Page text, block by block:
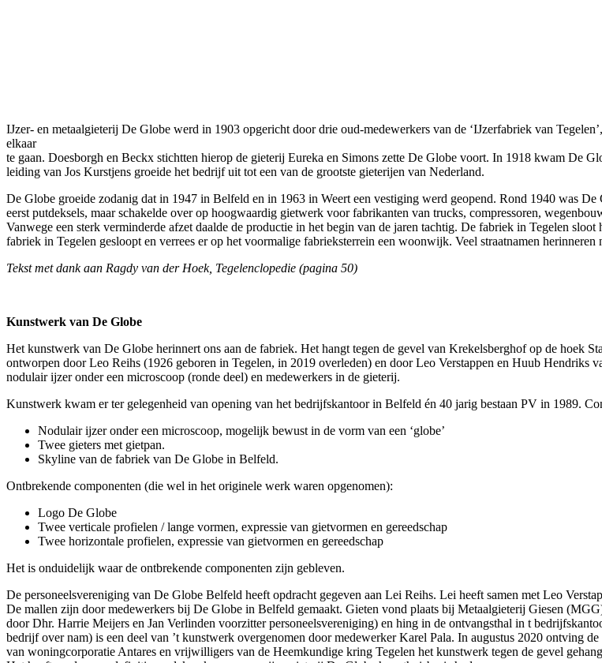
IJzer- en metaalgieterij De Globe werd in 1903 opgericht door drie oud-medewerkers van de ‘IJzerfabriek van
elkaar
te gaan. Doesborgh en Beckx stichtten hierop de gieterij Eureka en Simons zette De Globe voort. In 1918 kwam De
leiding van Jos Kurstjens groeide het bedrijf uit tot een van de grootste gieterijen van Nederland.
De Globe groeide zodanig dat in 1947 in Belfeld en in 1963 in Weert een vestiging werd geopend. Rond 1940 was
eerst putdeksels, maar schakelde over op hoogwaardig gietwerk voor fabrikanten van trucks, compressoren,
Vanwege een sterk verminderde afzet daalde de productie in het begin van de jaren tachtig. De fabriek in Tegelen
fabriek in Tegelen gesloopt en verrees er op het voormalige fabrieksterrein een woonwijk. Veel straatnamen herinneren
Tekst met dank aan Ragdy van der Hoek, Tegelenclopedie (pagina 50)
Kunstwerk van De Globe
Het kunstwerk van De Globe herinnert ons aan de fabriek. Het hangt tegen de gevel van Krekelsberghof op de hoek
ontworpen door Leo Reihs (1926 geboren in Tegelen, in 2019 overleden) en door Leo Verstappen en Huub Hendriks
nodulair ijzer onder een microscoop (ronde deel) en medewerkers in de gieterij.
Kunstwerk kwam er ter gelegenheid van opening van het bedrijfskantoor in Belfeld én 40 jarig bestaan PV in 1989.
Nodulair ijzer onder een microscoop, mogelijk bewust in de vorm van een ‘globe’
Twee gieters met gietpan.
Skyline van de fabriek van De Globe in Belfeld.
Ontbrekende componenten (die wel in het originele werk waren opgenomen):
Logo De Globe
Twee verticale profielen / lange vormen, expressie van gietvormen en gereedschap
Twee horizontale profielen, expressie van gietvormen en gereedschap
Het is onduidelijk waar de ontbrekende componenten zijn gebleven.
De personeelsvereniging van De Globe Belfeld heeft opdracht gegeven aan Lei Reihs. Lei heeft samen met Leo
De mallen zijn door medewerkers bij De Globe in Belfeld gemaakt. Gieten vond plaats bij Metaalgieterij Giesen
door Dhr. Harrie Meijers en Jan Verlinden voorzitter personeelsvereniging) en hing in de ontvangsthal in t
bedrijf over nam) is een deel van ’t kunstwerk overgenomen door medewerker Karel Pala. In augustus 2020 ontving
van woningcorporatie Antares en vrijwilligers van de Heemkundige kring Tegelen het kunstwerk tegen de gevel